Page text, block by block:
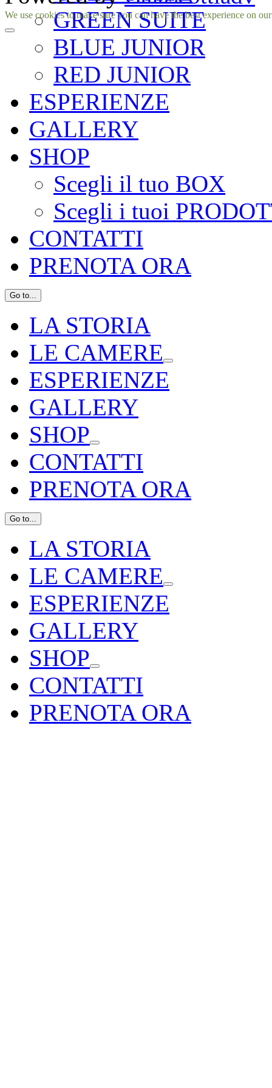
GREEN SUITE
BLUE JUNIOR
RED JUNIOR
ESPERIENZE
GALLERY
SHOP
Scegli il tuo BOX
Scegli i tuoi
CONTATTI
PRENOTA ORA
Go to...
LA STORIA
LE CAMERE
ESPERIENZE
GALLERY
SHOP
CONTATTI
PRENOTA ORA
Go to...
LA STORIA
LE CAMERE
ESPERIENZE
GALLERY
SHOP
CONTATTI
PRENOTA ORA
Facebook
Instagram
We use cookies to make sure you can have the best experience on